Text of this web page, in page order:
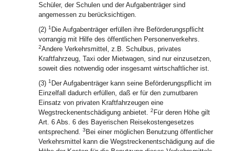
Schüler, der Schulen und der Aufgabenträger sind
angemessen zu berücksichtigen.
(2) 1 Die Aufgabenträger erfüllen ihre Beförderungspflicht
vorrangig mit Hilfe des öffentlichen Personenverkehrs.
2Andere Verkehrsmittel, z.B. Schulbus, privates
Kraftfahrzeug, Taxi oder Mietwagen, sind nur einzusetzen,
soweit dies notwendig oder insgesamt wirtschaftlicher ist.
(3) 1 Der Aufgabenträger kann seine Beförderungspflicht im
Einzelfall dadurch erfüllen, daß er für den zumutbaren
Einsatz von privaten Kraftfahrzeugen eine
Wegstreckenentschädigung anbietet. 2 Für deren Höhe gilt
Art. 6 Abs. 6 des Bayerischen Reisekostengesetzes
entsprechend. 3 Bei einer möglichen Benutzung öffentlicher
Verkehrsmittel kann die Wegstreckenentschädigung auf die